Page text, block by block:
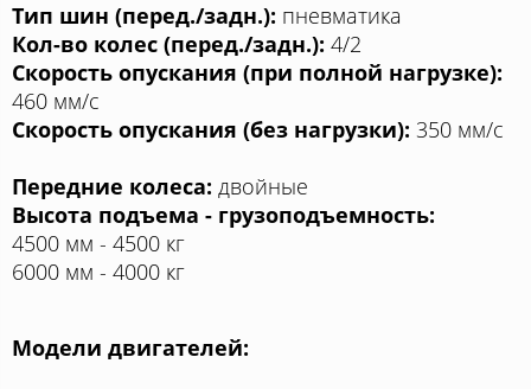
Тип шин (перед./задн.): пневматика
Кол-во колес (перед./задн.): 4/2
Скорость опускания (при полной нагрузке):
460 мм/с
Скорость опускания (без нагрузки): 350 мм/с
Передние колеса: двойные
Высота подъема - грузоподъемность:
4500 мм - 4500 кг
6000 мм - 4000 кг
Модели двигателей: